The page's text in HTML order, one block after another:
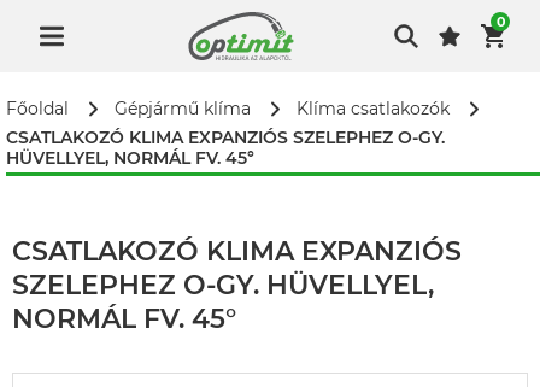
0
Főoldal Gépjármű klíma
Klíma csatlakozók
CSATLAKOZÓ KLIMA EXPANZIÓS SZELEPHEZ O-GY.
HÜVELLYEL, NORMÁL FV. 45°
CSATLAKOZÓ KLIMA EXPANZIÓS
SZELEPHEZ O-GY. HÜVELLYEL,
NORMÁL FV. 45°